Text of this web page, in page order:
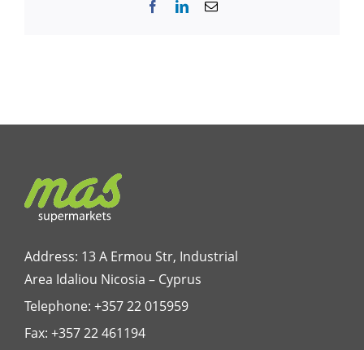
FacebookLinkedInEmail
Address: 13 A Ermou Str, Industrial
Area Idaliou Nicosia – Cyprus
Telephone: +357 22 015959
Fax: +357 22 461194